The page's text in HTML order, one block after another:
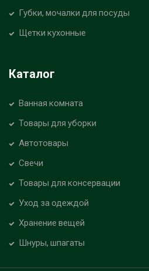
Губки, мочалки для посуды
Щетки кухонные
Каталог
Ванная комната
Товары для уборки
Автотовары
Свечи
Товары для консервации
Уход за одеждой
Хранение вещей
Шнуры, шпагаты